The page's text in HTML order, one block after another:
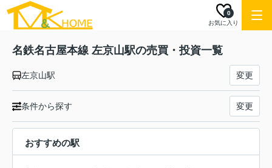
お気に入り
0
名鉄名古屋本線 左京山駅の売買・投資一覧
左京山駅 変更
条件から探す 変更
おすすめの駅